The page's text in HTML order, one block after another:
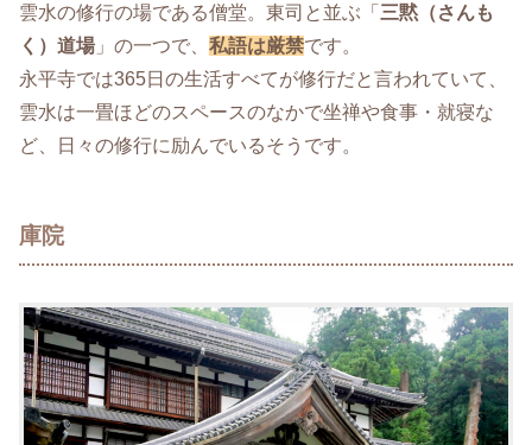
雲水の修行の場である僧堂。東司と並ぶ「 三黙（さんも
く）道場」の一つで、 私語は厳禁です。
永平寺では365日の生活すべてが修行だと言われていて、
雲水は一畳ほどのスペースのなかで坐禅や食事・就寝な
ど、日々の修行に励んでいるそうです。
庫院